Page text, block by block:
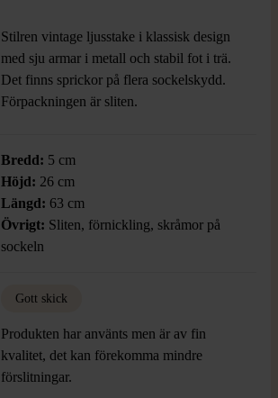
Stilren vintage ljusstake i klassisk design
med sju armar i metall och stabil fot i trä.
Det finns sprickor på flera sockelskydd.
Förpackningen är sliten.
Bredd: 5 cm
Höjd: 26 cm
Längd: 63 cm
Övrigt: Sliten, förnickling, skråmor på
sockeln
Gott skick
Produkten har använts men är av fin
kvalitet, det kan förekomma mindre
förslitningar.